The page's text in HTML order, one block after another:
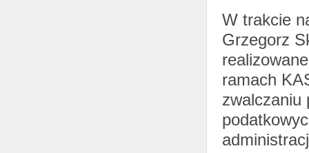
W trakcie
Grzegorz
ramach
zwalczaniu